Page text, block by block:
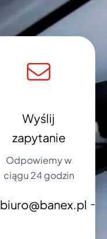
Wyślij
zapytanie
Odpowiemy w
ciągu 24 godzin
biuro@banex.pl